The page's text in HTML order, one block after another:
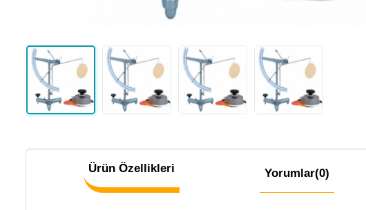
Ürün Özellikleri Yorumlar(0)